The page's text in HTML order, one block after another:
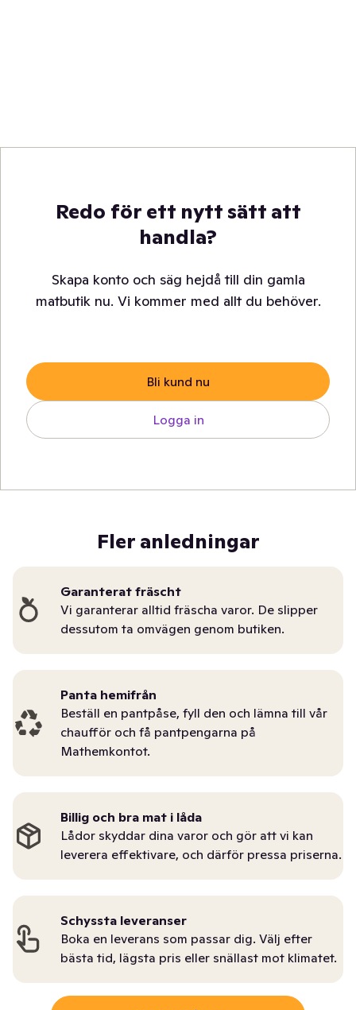
Redo för ett nytt sätt att
handla?
Skapa konto och säg hejdå till din gamla
matbutik nu. Vi kommer med allt du behöver.
Bli kund nu
Logga in
Fler anledningar
Garanterat fräscht
Vi garanterar alltid fräscha varor. De slipper
dessutom ta omvägen genom butiken.
Panta hemifrån
Beställ en pantpåse, fyll den och lämna till vår
chaufför och få pantpengarna på
Mathemkontot.
Billig och bra mat i låda
Lådor skyddar dina varor och gör att vi kan
leverera effektivare, och därför pressa priserna.
Schyssta leveranser
Boka en leverans som passar dig. Välj efter
bästa tid, lägsta pris eller snällast mot klimatet.